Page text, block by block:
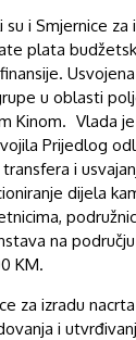
i Smjernice za
plata
u oblasti
Kinom. Vlada
Prijedlog
i
dijela
na
KM.
za izradu
i